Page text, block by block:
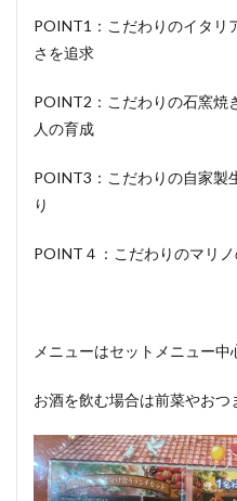
POINT1：こだわりのイタリ
さを追求
POINT2：こだわりの石窯焼
人の育成
POINT3：こだわりの自家製
り
POINT４：こだわりのマリ
メニューはセットメニュー中
お酒を飲む場合は前菜やおつ